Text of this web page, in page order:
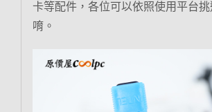
卡等配件，各位可以依照使用平台挑
唷。